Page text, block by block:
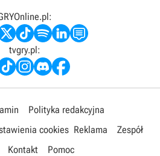
tvgry.pl:
Polityka redakcyjna
cookies Reklama
Zespół
Kontakt Pomoc